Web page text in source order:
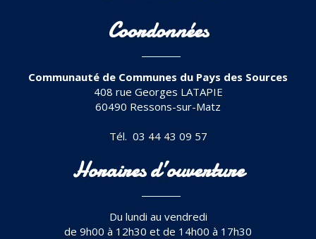
Coordonnées
Communauté de Communes du Pays des Sources
408 rue Georges LATAPIE
60490 Ressons-sur-Matz
Tél. 03 44 43 09 57
Horaires d’ouverture
Du lundi au vendredi
de 9h00 à 12h30 et de 14h00 à 17h30